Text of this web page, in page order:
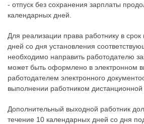
- отпуск без сохранения зарплаты
календарных дней.
Для реализации права работнику в
дней со дня установления
необходимо направить работодателю
может быть оформлено в электронном
работодателем электронного
выполнении работником дистанционной
Дополнительный выходной работник
течение 10 календарных дней со дня